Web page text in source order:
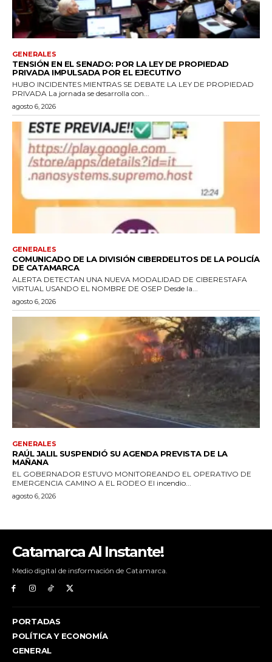
Catamarca Al Instante!
Medio digital de insformación de Catamarca.
PORTADAS
POLÍTICA Y ECONOMÍA
GENERAL